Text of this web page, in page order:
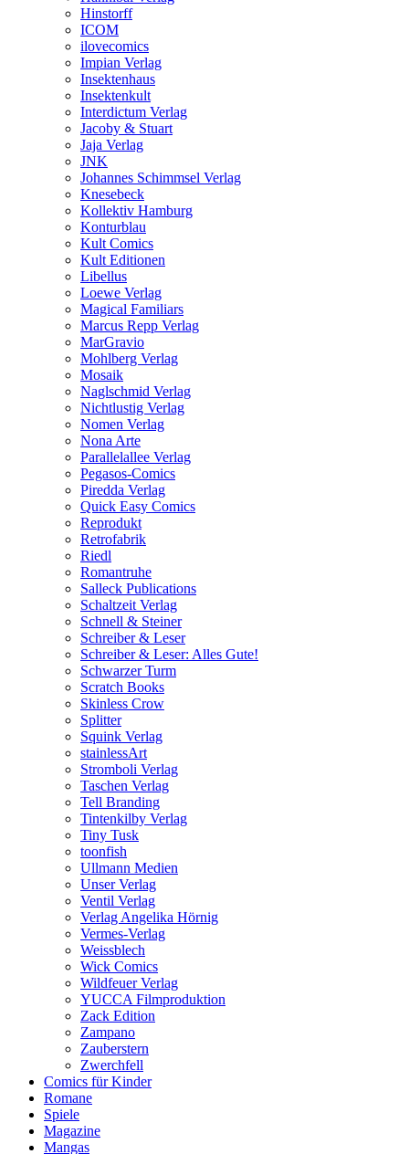
Hinstorff
ICOM
ilovecomics
Impian Verlag
Insektenhaus
Insektenkult
Interdictum Verlag
Jacoby & Stuart
Jaja Verlag
JNK
Johannes Schimmsel Verlag
Knesebeck
Kollektiv Hamburg
Konturblau
Kult Comics
Kult Editionen
Libellus
Loewe Verlag
Magical Familiars
Marcus Repp Verlag
MarGravio
Mohlberg Verlag
Mosaik
Naglschmid Verlag
Nichtlustig Verlag
Nomen Verlag
Nona Arte
Parallelallee Verlag
Pegasos-Comics
Piredda Verlag
Quick Easy Comics
Reprodukt
Retrofabrik
Riedl
Romantruhe
Salleck Publications
Schaltzeit Verlag
Schnell & Steiner
Schreiber & Leser
Schreiber & Leser: Alles Gute!
Schwarzer Turm
Scratch Books
Skinless Crow
Splitter
Squink Verlag
stainlessArt
Stromboli Verlag
Taschen Verlag
Tell Branding
Tintenkilby Verlag
Tiny Tusk
toonfish
Ullmann Medien
Unser Verlag
Ventil Verlag
Verlag Angelika Hörnig
Vermes-Verlag
Weissblech
Wick Comics
Wildfeuer Verlag
YUCCA Filmproduktion
Zack Edition
Zampano
Zauberstern
Zwerchfell
Comics für Kinder
Romane
Spiele
Magazine
Mangas